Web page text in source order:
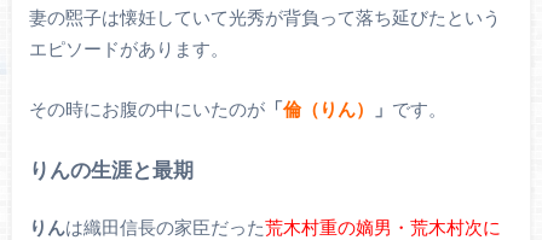
妻の煕子は懐妊していて光秀が背負って落ち延びたという
エピソードがあります。
その時にお腹の中にいたのが「倫（りん） 」 です。
りんの生涯と最期
りんは織田信長の家臣だった荒木村重の嫡男・荒木村次に